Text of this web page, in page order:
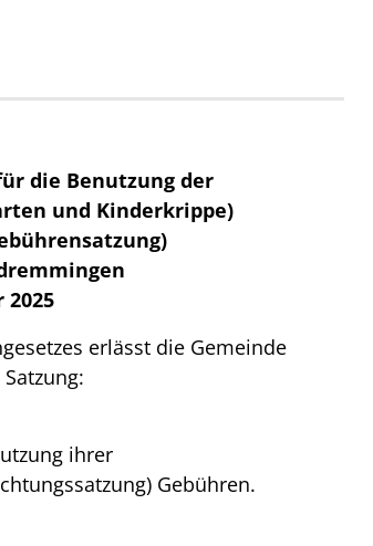
die Benutzung der
und Kinderkrippe)
2025
erlässt die Gemeinde
ihrer
Gebühren.